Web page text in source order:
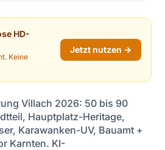
HD-
Keine
Jetzt nutzen →
Villach 2026: 50 bis 90
Hauptplatz-Heritage,
Karawanken-UV, Bauamt +
Karnten. KI-